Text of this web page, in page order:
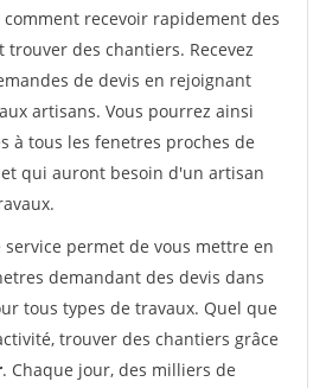
comment recevoir rapidement des
des chantiers. Recevez
de devis en rejoignant
artisans. Vous pourrez ainsi
à tous les fenetres proches de
qui auront besoin d'un artisan
permet de vous mettre en
demandant des devis dans
tous types de travaux. Quel que
trouver des chantiers grâce
. Chaque jour, des milliers de